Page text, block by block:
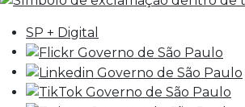
SP + Digital